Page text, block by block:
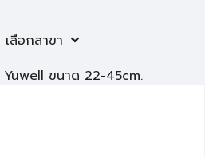
เลือกสาขา
ขนาด 22-45cm.